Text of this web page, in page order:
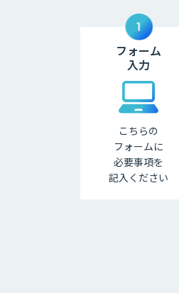
フォーム
入力
こちらの
フォームに
必要事項を
記入ください